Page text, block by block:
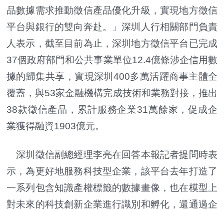
品數據需求推動徵信產品優化升級，實現地方徵信
平台與銀行的雙向奔赴。」深圳人行相關部門負責
人表示，截至目前為止，深圳地方徵信平台已完成
37個政府部門和公共事業單位12.4億條涉企信用數
據的歸集共享，實現深圳400多萬活躍商事主體全
覆蓋，與53家金融機構完成技術和業務對接，推出
38款徵信產品，累計服務企業31萬餘家，促成企
業獲得融資1903億元。
深圳徵信副總經理李亮在回答本報記者提問時表
示，為更好地服務科技型企業，該平台去年打造了
一系列包含知識產權標籤的數據畫像，也在模型上
對未來的科技創新企業進行識別和孵化，還通過企